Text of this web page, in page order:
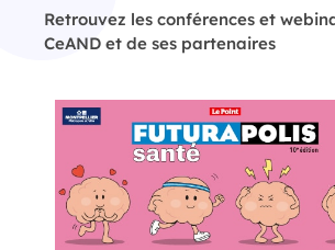
Retrouvez les conférences et
CeAND et de ses partenaires